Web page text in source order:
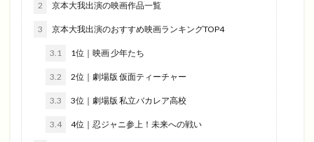
2 京本大我出演の映画作品一覧
3 京本大我出演のおすすめ映画ランキングTOP4
3.1 1位｜映画 少年たち
3.2 2位｜劇場版 仮面ティーチャー
3.3 3位｜劇場版 私立バカレア高校
3.4 4位｜忍ジャニ参上！未来への戦い